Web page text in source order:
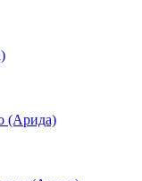
(Арида)